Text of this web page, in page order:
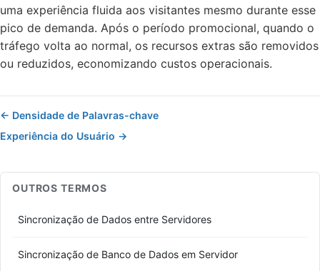
uma experiência fluida aos visitantes mesmo durante esse
pico de demanda. Após o período promocional, quando o
tráfego volta ao normal, os recursos extras são removidos
ou reduzidos, economizando custos operacionais.
← Densidade de Palavras-chave
Experiência do Usuário →
OUTROS TERMOS
Sincronização de Dados entre Servidores
Sincronização de Banco de Dados em Servidor